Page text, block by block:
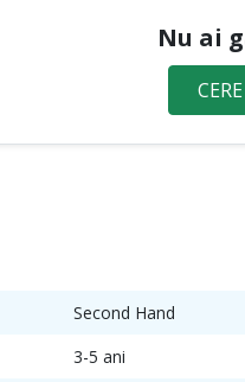
Nu ai
Second Hand
3-5 ani